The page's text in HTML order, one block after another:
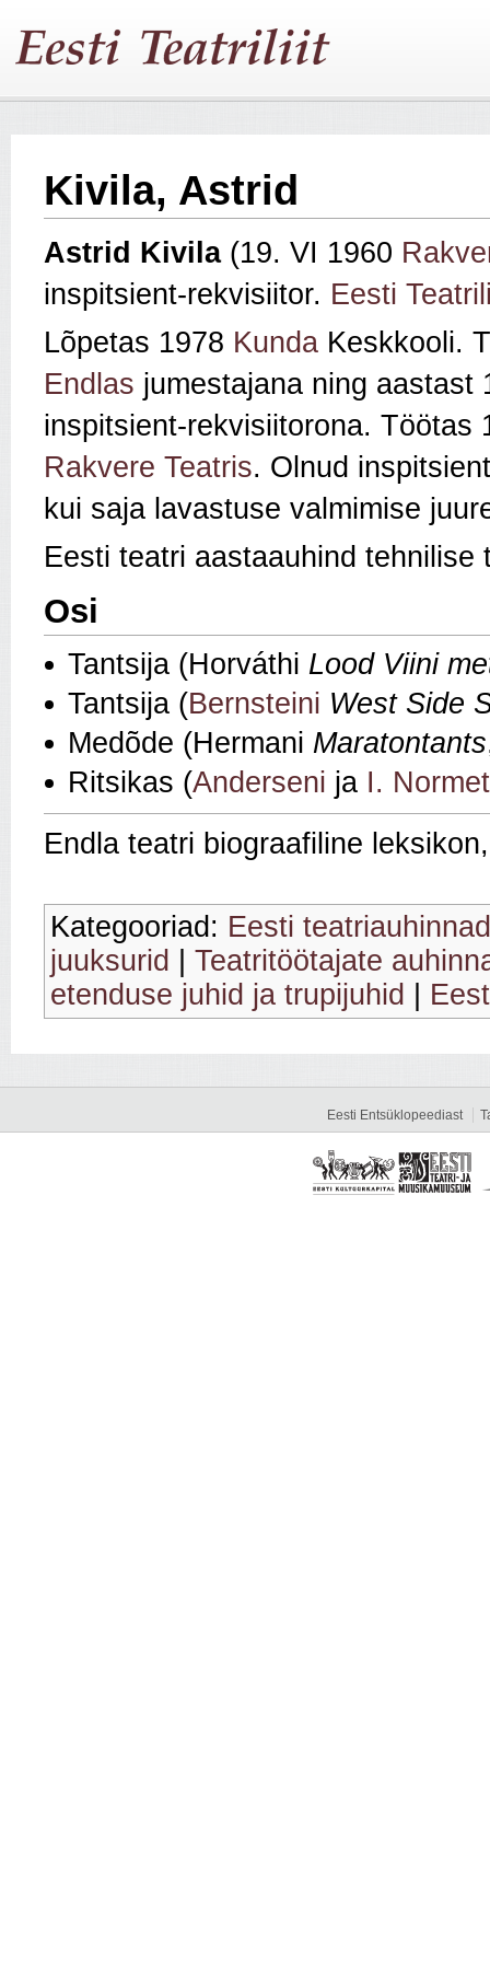
Kivila, Astrid
Astrid Kivila (19. VI 1960
inspitsient-rekvisiitor. Eesti
Lõpetas 1978 Kunda Keskkooli.
Endlas jumestajana ning aastast
inspitsient-rekvisiitorona. Töötas
Rakvere Teatris. Olnud
kui saja lavastuse valmimise
Eesti teatri aastaauhind
Osi
Tantsija (Horváthi Lood Viini
Tantsija (Bernsteini West Side
Medõde (Hermani Maratontants
Ritsikas (Anderseni ja I.
Endla teatri biograafiline
Kategooriad: Eesti
juuksurid
Teatritöötajate
etenduse juhid ja trupijuhid
Eesti Entsüklopeediast